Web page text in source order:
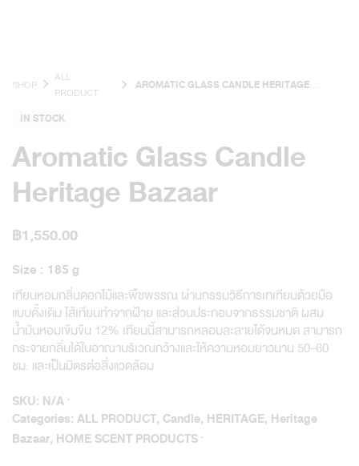
SHOP
ALL
PRODUCT
AROMATIC GLASS CANDLE HERITAGE
IN STOCK
Aromatic Glass Candle
Heritage Bazaar
฿1,550.00
Size : 185 g
เทียนหอมกลิ่นดอกไม้และพืชพรรณ ผ่านกรรมวิธีการเทเทียนด้วยมือ
แบบดั้งเดิม ไส้เทียนทำจากฝ้าย และส่วนประกอบจากธรรมชาติ ผสม
น้ำมันหอมเข้มข้น 12% เทียนนี้สามารถหลอมละลายได้จนหมด สามารถ
กระจายกลิ่นได้ในอาณาบริเวณกว้างและให้ความหอมยาวนาน 50-60
ชม. และเป็นมิตรต่อสิ่งแวดล้อม
SKU: N/A
Categories: ALL PRODUCT, Candle, HERITAGE, Heritage
Bazaar, HOME SCENT PRODUCTS